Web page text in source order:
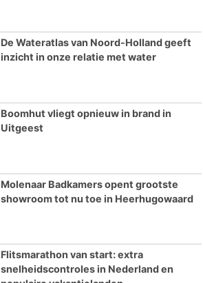
De Wateratlas van Noord-Holland geeft
inzicht in onze relatie met water
Boomhut vliegt opnieuw in brand in
Uitgeest
Molenaar Badkamers opent grootste
showroom tot nu toe in Heerhugowaard
Flitsmarathon van start: extra
snelheidscontroles in Nederland en